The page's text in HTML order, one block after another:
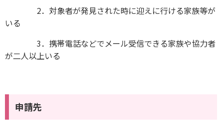
2．対象者が発見された時に迎えに行ける家族等が
いる
3．携帯電話などでメール受信できる家族や協力者
が二人以上いる
申請先